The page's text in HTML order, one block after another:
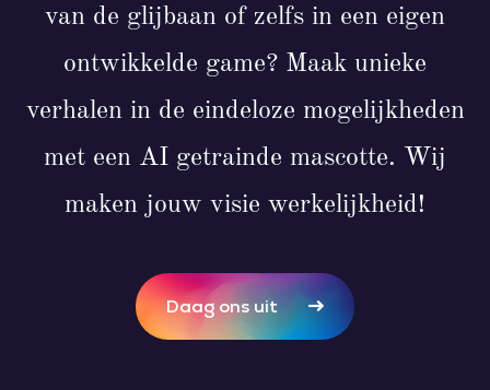
van de glijbaan of zelfs in een eigen
ontwikkelde game? Maak unieke
verhalen in de eindeloze mogelijkheden
met een AI getrainde mascotte. Wij
maken jouw visie werkelijkheid!
Daag ons uit